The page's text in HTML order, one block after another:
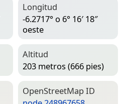
Longitud
-6.2717° o 6° 16′ 18″
oeste
Altitud
203 metros (666 pies)
Open­Street­Map ID